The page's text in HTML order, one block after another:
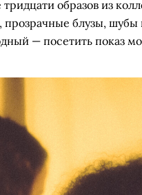
тридцати образов из
блузы, шубы
— посетить показ